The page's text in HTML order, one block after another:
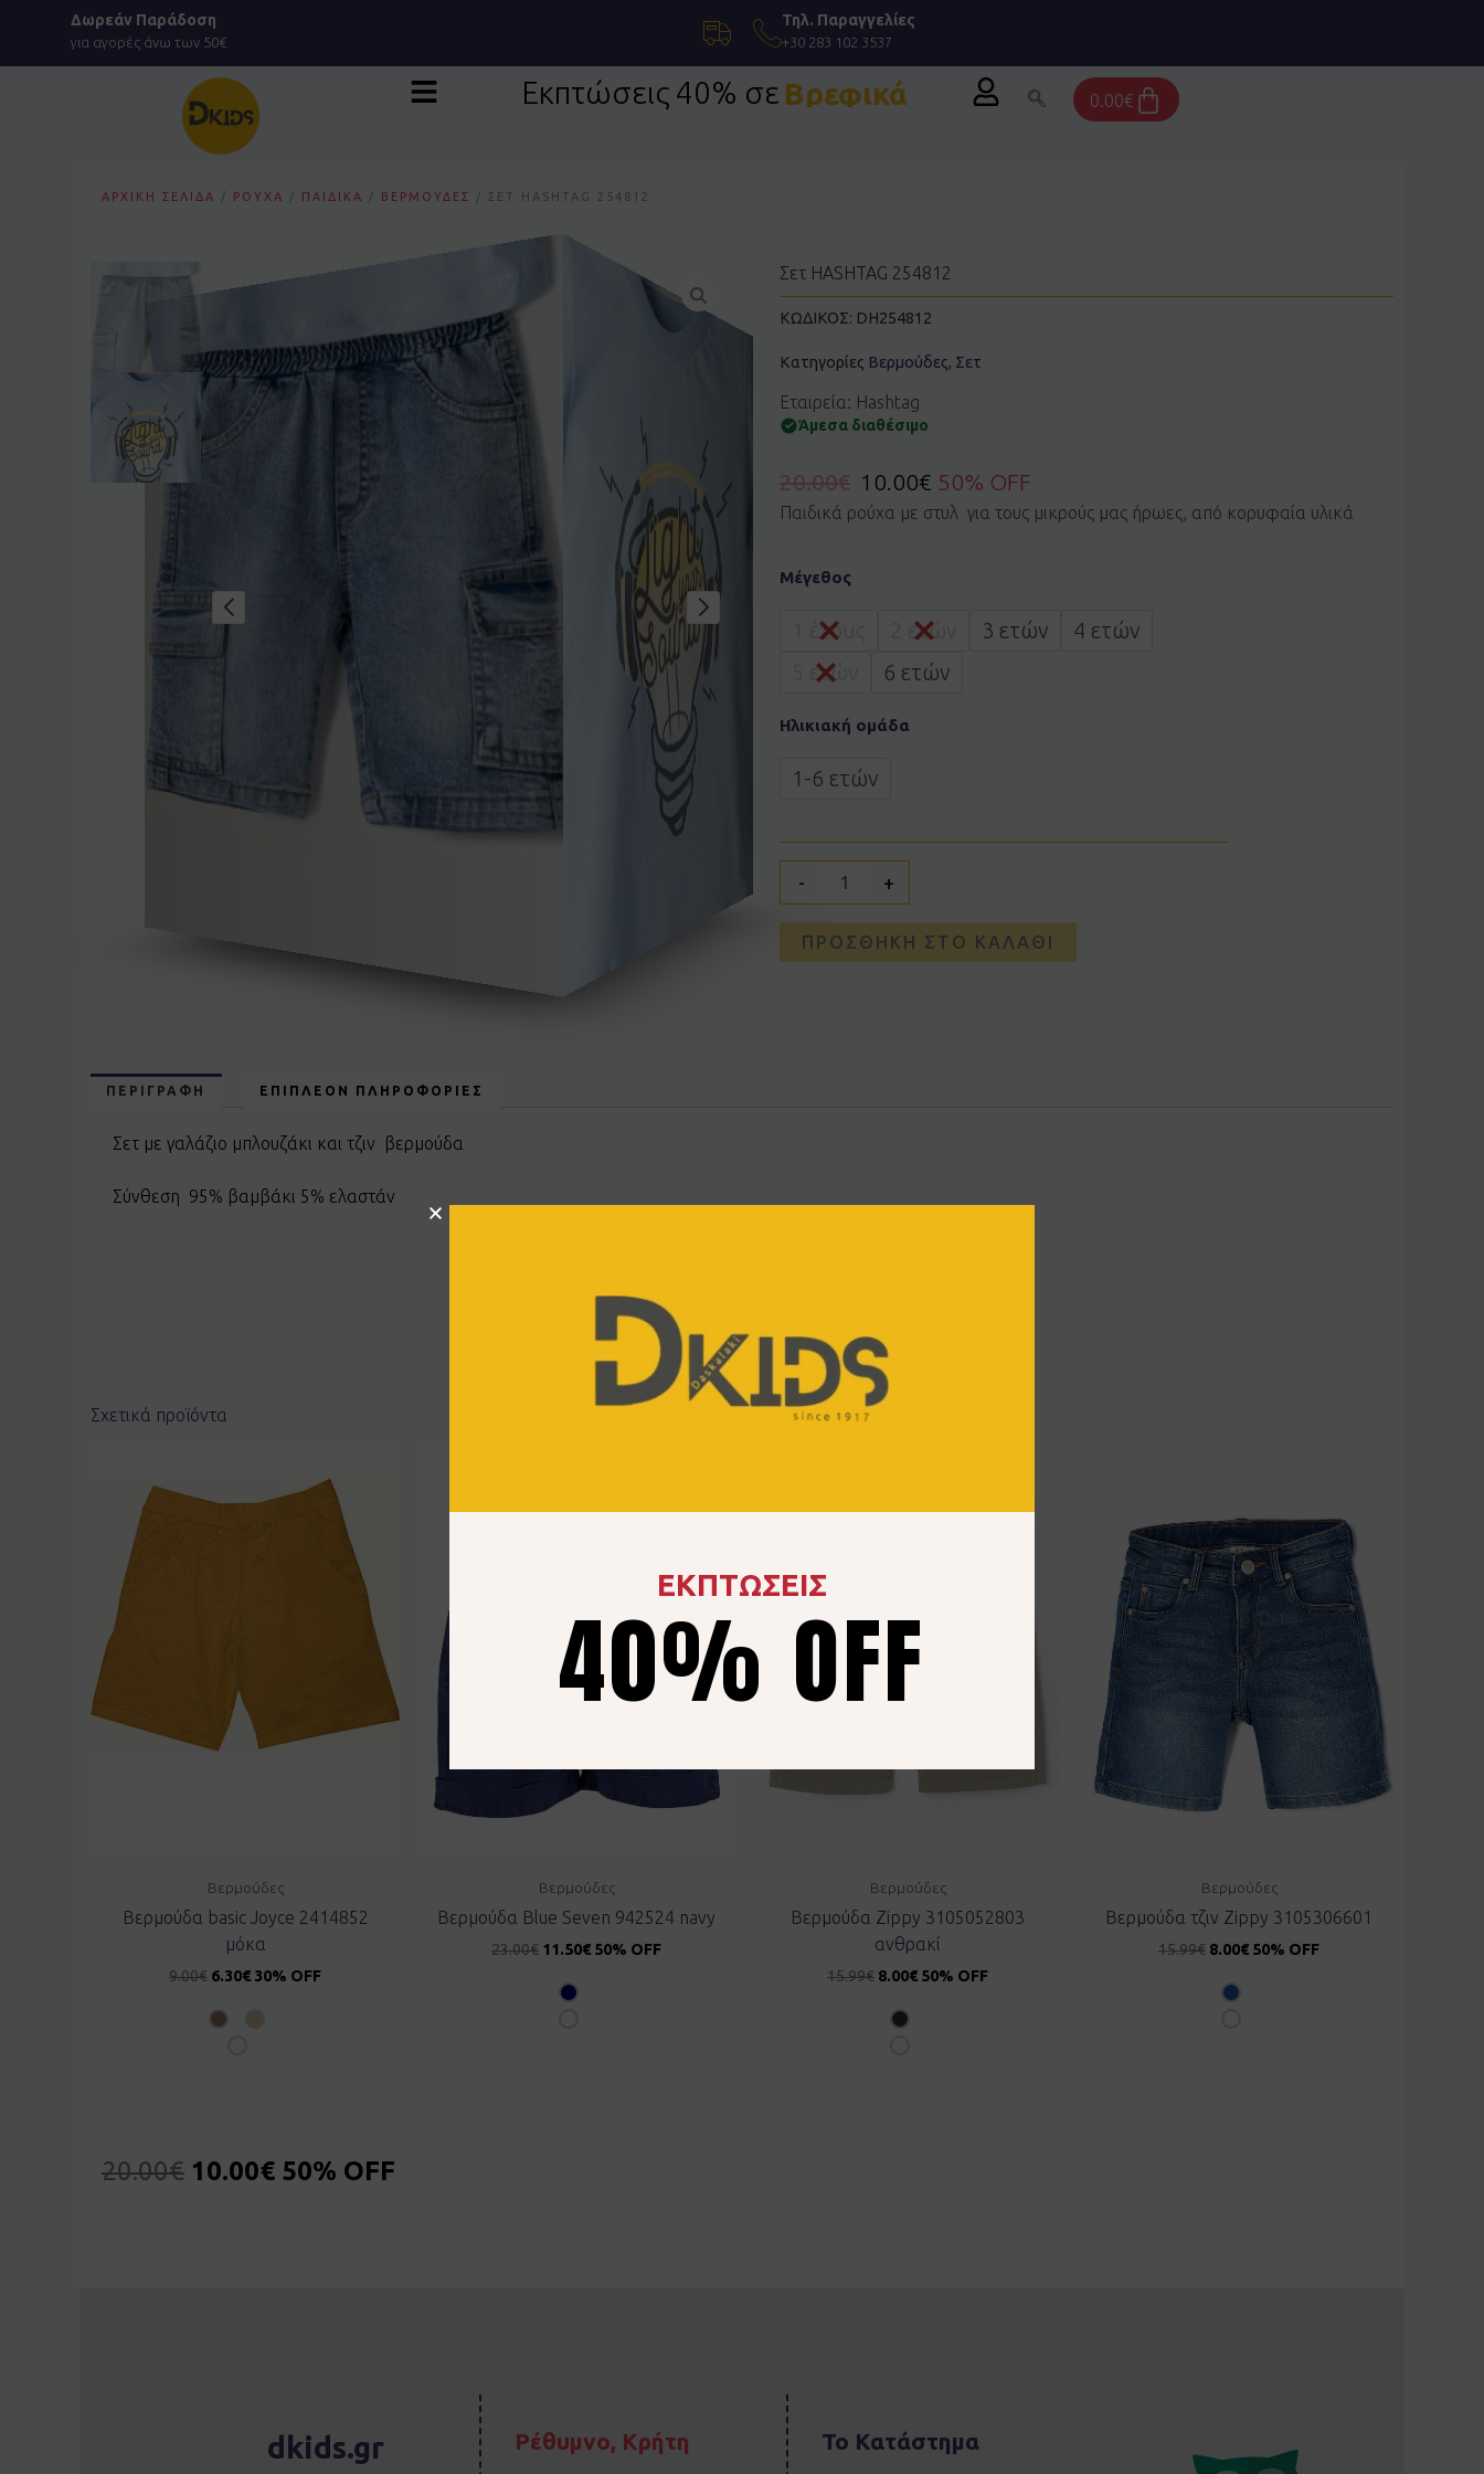
Μετάβαση
περιεχόμενο
Δωρεάν Παράδοση
για αγορές άνω των 50€
Τηλ. Παραγγελίες
+30 283 102 3537
Εκπτώσεις 40% σε
Βρεφικά
0.00€Cart
ΑΡΧΙΚΉ ΣΕΛΊΔΑ / ΡΟΎΧΑ / ΠΑΙΔΙΚΆ / ΒΕΡΜΟΎΔΕΣ / ΣΕΤ HASHTAG 254812
Σετ HASHTAG 254812
ΚΩΔΙΚΟΣ: DH254812
Κατηγορίες Βερμούδες, Σετ
Εταιρεία: Hashtag
Άμεσα διαθέσιμο
20.00€ 10.00€ 50% OFF
Παιδικά ρούχα με στυλ για τους μικρούς μας ήρωες, από κορυφαία υλικά
Μέγεθος
1 έτους 2 ετών 3 ετών
4 ετών
5 ετών
6 ετών
Ηλικιακή ομάδα
1-6 ετών
-
HASHTAG
ποσότητα
+
ΠΡΟΣΘΉΚΗ ΣΤΟ ΚΑΛΆΘΙ
ΠΕΡΙΓΡΑΦΉ ΕΠΙΠΛΈΟΝ ΠΛΗΡΟΦΟΡΊΕΣ
Σετ με γαλάζιο μπλουζάκι και τζιν βερμούδα
Σύνθεση 95% βαμβάκι 5% ελαστάν
Σχετικά προϊόντα
Βερμούδες
Βερμούδα basic Joyce 2414852
μόκα
9.00€ 6.30€ 30% OFF
Βερμούδες
Βερμούδα Blue Seven 942524 navy
23.00€ 11.50€ 50% OFF
Βερμούδες
Βερμούδα Zippy 3105052803
ανθρακί
15.99€ 8.00€ 50% OFF
Βερμούδες
Βερμούδα τζιν Zippy 3105306601
15.99€ 8.00€ 50% OFF
20.00€ 10.00€ 50% OFF
dkids.gr Ρέθυμνο, Κρήτη Το Κατάστημα
ΕΚΠΤΩΣΕΙΣ
40% OFF